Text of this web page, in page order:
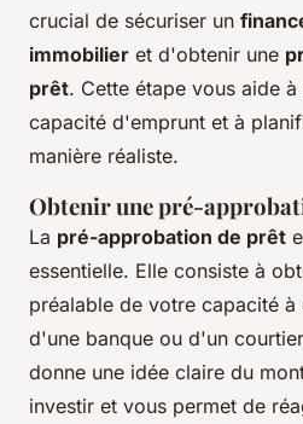
crucial de sécuriser un
immobilier et d'obtenir une
prêt. Cette étape vous aide
capacité d'emprunt et à
manière réaliste.
Obtenir une pré-
La pré-approbation de prêt
essentielle. Elle consiste à
préalable de votre capacité à
d'une banque ou d'un
donne une idée claire du
investir et vous permet de